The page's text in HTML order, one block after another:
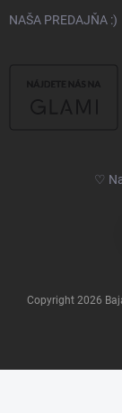
NAŠA PREDAJŇA :)
♡
Copyright 2026